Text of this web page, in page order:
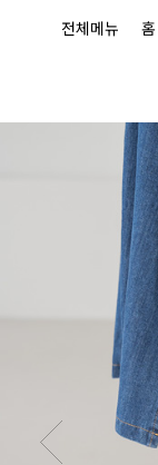
전체메뉴 홈